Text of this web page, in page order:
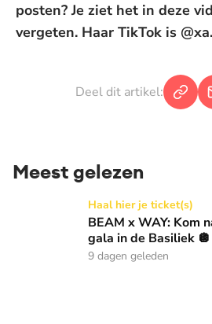
posten? Je ziet het in deze
vergeten. Haar TikTok is
Deel dit artikel:
Meest gelezen
BEAM x WAY: Kom naar ons
Haal hier je ticket(s)
BEAM x WAY: Kom
gala in de Basiliek 🪩
9 dagen geleden